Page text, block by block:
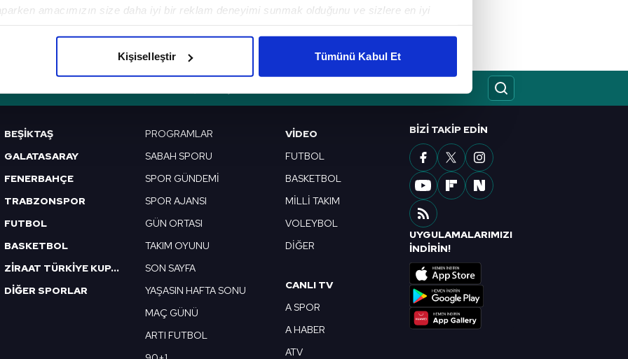
amacımızın size daha iyi bir reklam deneyimi sunmak olduğunu ve sizlere en iyi
çerezlere izin vermedikleri takdirde, kullanıcılara hedefli reklamlar gösterilmeyecektir."
verileriniz işlenmekte olup gerekli olan çerezler bilgi toplumu hizmetlerinin sunulması
çerezler, sitemizin daha işlevsel kılınması ve kişiselleştirilmesi ve sizlere yönelik
amaçlarıyla sınırlı olarak açık rızanız dahilinde kullanılacaktır.
yer alan panel vasıtasıyla belirleyebilirsiniz. Çerezlere ilişkin detaylı bilgi için Ayarlar
Kanunu uyarınca hazırlanmış Aydınlatma Metnimizi okumak ve sitemizde ilgili
çerezlerle ilgili bilgi almak için lütfen
Kişiselleştir Tümünü Kabul Et
BEŞİKTAŞ
GALATASARAY
FENERBAHÇE
TRABZONSPOR
FUTBOL
BASKETBOL
ZİRAAT TÜRKİYE KUPASI
DİĞER SPORLAR
PROGRAMLAR
SABAH SPORU
SPOR GÜNDEMİ
SPOR AJANSI
GÜN ORTASI
TAKIM OYUNU
SON SAYFA
YAŞASIN HAFTA SONU
MAÇ GÜNÜ
ARTI FUTBOL
VIDEO
FUTBOL
BASKETBOL
MİLLİ TAKIM
VOLEYBOL
DİĞER
CANLI TV
A SPOR
A HABER
ATV
BIZI TAKIP EDIN
UYGULAMALARIMIZI
İNDİRİN!